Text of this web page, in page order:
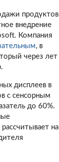
продуктов
внедрение
Компания
, в
через лет
дисплеев в
с сенсорным
до 60%.
на